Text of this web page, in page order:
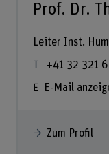
Prof. Dr.
Leiter Inst.
+41 32 321
E-Mail
Zum Profil